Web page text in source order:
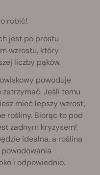
robić!
jest po prostu
wzrostu, który
liczby pąków.
powoduje
zatrzymać. Jeśli temu
mieć lepszy wzrost,
rośliny. Biorąc to pod
żadnym kryzysem!
idealna, a roślina
i odpowiednio.